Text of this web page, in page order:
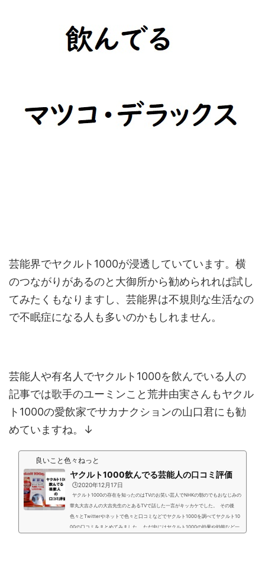
芸能界でヤクルト1000が浸透していています。横
のつながりがあるのと大御所から勧められれば試し
てみたくもなりますし、芸能界は不規則な生活なの
で不眠症になる人も多いのかもしれません。
芸能人や有名人でヤクルト1000を飲んでいる人の
記事では歌手のユーミンこと荒井由実さんもヤクル
ト1000の愛飲家でサカナクションの山口君にも勧
めていますね。↓
良いこと色々ねっと
ヤクルト1000飲んでる芸能人の口コミ評価
🕒️2020年12月17日
ヤクルト1000の存在を知ったのはTVのお笑い芸人でNHKの朝のでもおなじみの
華丸大吉さんの大吉先生のとあるTVで話した一言がキッカケでした。 その後
色々とTwitterやネットで色々と口コミなどでヤクルト1000を調べてヤクルト10
00の口コミをまとめてみました。 ただ中にはヤクルト1000の効果や効能など一